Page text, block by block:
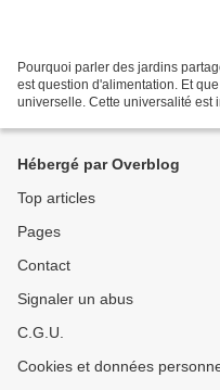
Pourquoi parler des jardins
est question d'alimentation. Et
universelle. Cette universalité est
Hébergé par Overblog
Top articles
Pages
Contact
Signaler un abus
C.G.U.
Cookies et données